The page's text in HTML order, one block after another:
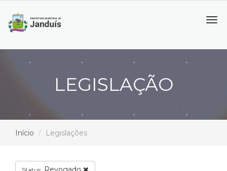
LEGISLAÇÃO
Início Legislações